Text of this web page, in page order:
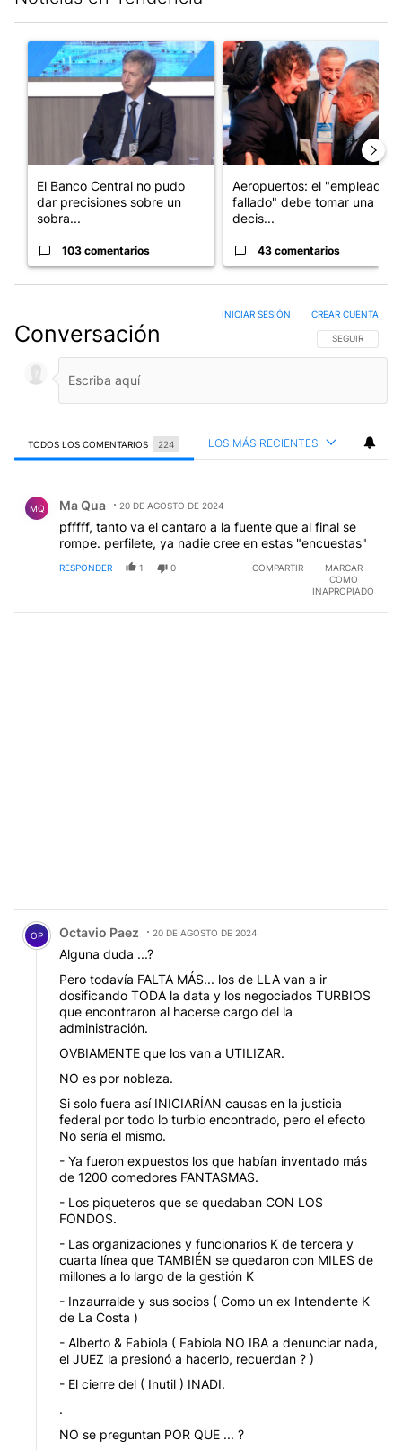
Un artículo de tendencia con el título "El Banco Central no
El Banco Central no pudo
dar precisiones sobre un
sobra...
103 comentarios
Un artículo de tendencia con
Aeropuertos: el "empleado
fallado" debe tomar una
decis...
43 comentarios
Conversación SIGA ESTA
SEGUIR
INICIAR SESIÓN CREAR CUENTA
TODOS LOS COMENTARIOS 224 LOS MÁS RECIENTES
MQ Ma Qua 20 DE AGOSTO DE 2024
pfffff, tanto va el cantaro a la fuente que al final se
rompe. perfilete, ya nadie cree en estas "encuestas"
RESPONDER 1 0 COMPARTIR
MARCAR
COMO
INAPROPIADO
Comentario de Octavio Paez.
OP Octavio Paez 20 DE AGOSTO DE 2024
Alguna duda ...?
Pero todavía FALTA MÁS... los de LLA van a ir
dosificando TODA la data y los negociados TURBIOS
que encontraron al hacerse cargo del la
administración.
OVBIAMENTE que los van a UTILIZAR.
NO es por nobleza.
Si solo fuera así INICIARÍAN causas en la justicia
federal por todo lo turbio encontrado, pero el efecto
No sería el mismo.
- Ya fueron expuestos los que habían inventado más
de 1200 comedores FANTASMAS.
- Los piqueteros que se quedaban CON LOS
FONDOS.
- Las organizaciones y funcionarios K de tercera y
cuarta línea que TAMBIÉN se quedaron con MILES de
millones a lo largo de la gestión K
- Inzaurralde y sus socios ( Como un ex Intendente K
de La Costa )
- Alberto & Fabiola ( Fabiola NO IBA a denunciar nada,
el JUEZ la presionó a hacerlo, recuerdan ? )
- El cierre del ( Inutil ) INADI.
.
NO se preguntan POR QUE ... ?